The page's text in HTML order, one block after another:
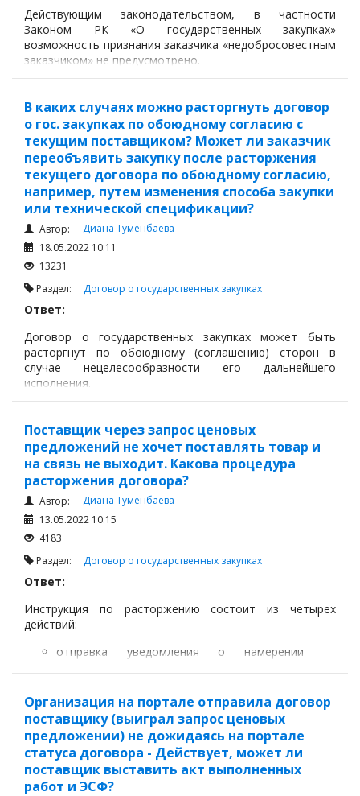
Действующим законодательством, в частности
Законом РК «О государственных закупках»
возможность признания заказчика «недобросовестным
заказчиком» не предусмотрено.
В каких случаях можно расторгнуть договор
о гос. закупках по обоюдному согласию с
текущим поставщиком? Может ли заказчик
переобъявить закупку после расторжения
текущего договора по обоюдному согласию,
например, путем изменения способа закупки
или технической спецификации?
Автор:
Диана Туменбаева
18.05.2022 10:11
13231
Раздел: Договор о государственных закупках
Ответ:
Договор о государственных закупках может быть
расторгнут по обоюдному (соглашению) сторон в
случае нецелесообразности его дальнейшего
исполнения.
Поставщик через запрос ценовых
предложений не хочет поставлять товар и
на связь не выходит. Какова процедура
расторжения договора?
Автор:
Диана Туменбаева
13.05.2022 10:15
4183
Раздел: Договор о государственных закупках
Ответ:
Инструкция по расторжению состоит из четырех
действий:
отправка уведомления о намерении
заполнение и подписание заявление на
удержание обеспечения заявки;
Организация на портале отправила договор
поставщику (выиграл запрос ценовых
предложении) не дожидаясь на портале
статуса договора - Действует, может ли
поставщик выставить акт выполненных
работ и ЭСФ?